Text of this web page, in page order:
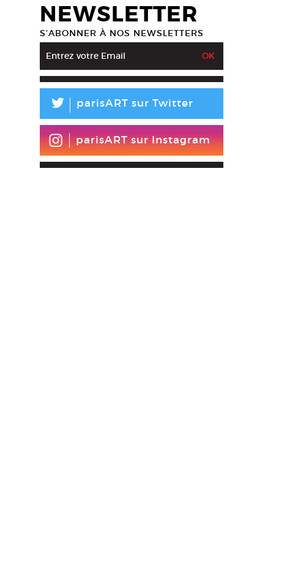
Justin Sanchez, Sans titre, série ballons (détail), 2017.
Court. La Station pour Supersimétrica, Matadero, Madrid, © Justin Sanchez,
NEWSLETTER
S’ABONNER À NOS NEWSLETTERS
L parisART sur Twitter
parisART sur Instagram